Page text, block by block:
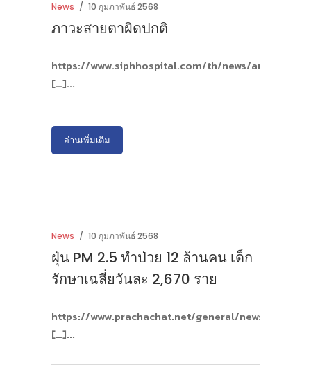
News 10 กุมภาพันธ์ 2568
ภาวะสายตาผิดปกติ
https://www.siphhospital.com/th/news/art
[…]
อ่านเพิ่มเติม
News 10 กุมภาพันธ์ 2568
ฝุ่น PM 2.5 ทำป่วย 12 ล้านคน เด็ก
รักษาเฉลี่ยวันละ 2,670 ราย
https://www.prachachat.net/general/news-
[…]